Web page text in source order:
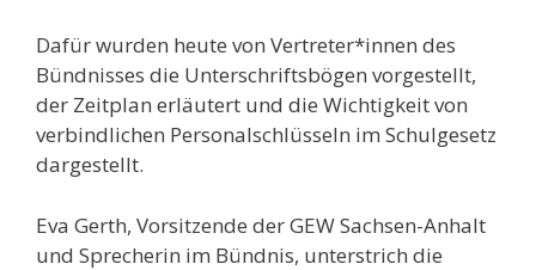
Dafür wurden heute von Vertreter*innen des
Bündnisses die Unterschriftsbögen vorgestellt,
der Zeitplan erläutert und die Wichtigkeit von
verbindlichen Personalschlüsseln im Schulgesetz
dargestellt.
Eva Gerth, Vorsitzende der GEW Sachsen-Anhalt
und Sprecherin im Bündnis, unterstrich die